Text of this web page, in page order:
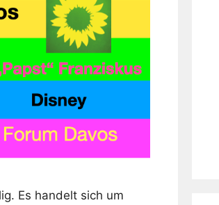
Es handelt sich um